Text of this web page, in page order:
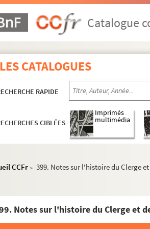
Catalogue
LES CATALOGUES
RAPIDE
CIBLÉES
Imprimés
multimédia
CCFr > 399. Notes sur l'histoire du Clerge
Notes sur l'histoire du Clerge et
313. Notes sur les règlements de police de
314. Mémoire sur la vallée du Queyras
316. Chansons relatives à l'élection
317. Treize chansons
318. Discours sur l'instruction publique
319. Mémoire juridique pour la dame
320. Le nouveau Tarquin, comédie en trois
321. Lettre d'Hippocrate à Damagette
325. Notes biographiques sur MM.
326. Notices sur N.-D. d'Embrun et le